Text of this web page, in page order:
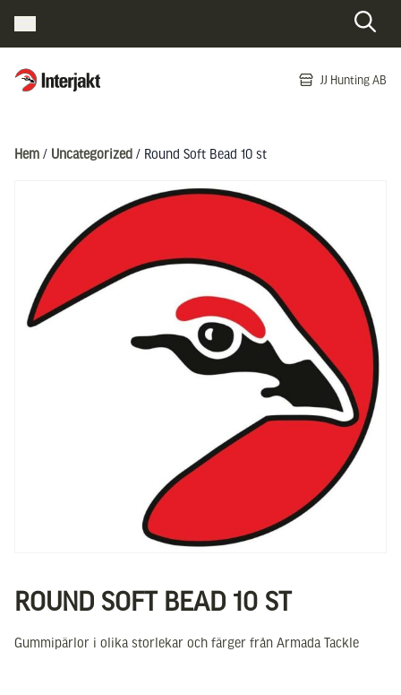
Interjakt SE JJ Hunting AB
Hem / Uncategorized / Round Soft Bead 10 st
ROUND SOFT BEAD 10 ST
Gummipärlor i olika storlekar och färger från Armada Tackle